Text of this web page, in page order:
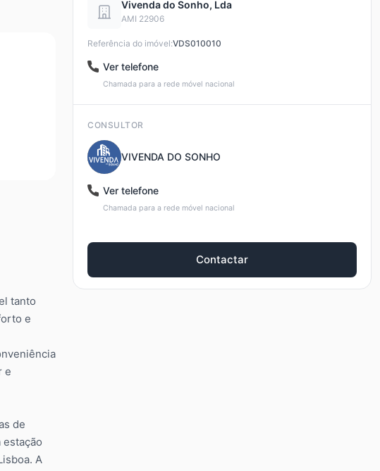
tanto
e
e
de
A
Vivenda do Sonho, Lda
AMI 22906
Referência do imóvel:VDS010010
Ver telefone
Chamada para a rede móvel nacional
CONSULTOR
VIVENDA DO SONHO
Ver telefone
Chamada para a rede móvel nacional
Contactar